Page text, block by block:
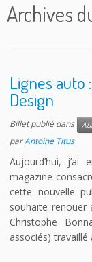
Archives
Lignes auto
Design
Billet publié dans
parAntoine Titus
Aujourd’hui,
magazine
cette nouvelle
souhaite
Christophe
associés)